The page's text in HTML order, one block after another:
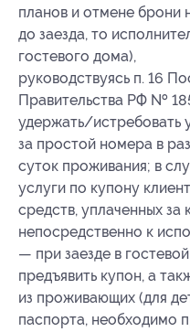
планов и отмене брони
до заезда, то
гостевого дома),
руководствуясь п. 16
Правительства РФ №
удержать/истребовать
за простой номера в
суток проживания; в
услуги по купону
средств, уплаченных за
непосредственно к
— при заезде в
предъявить купон, а
из проживающих (для
паспорта, необходимо